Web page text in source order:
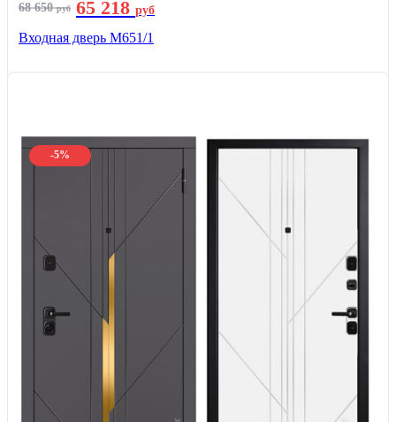
68 650руб 65 218 руб
Входная дверь М651/1
-5%